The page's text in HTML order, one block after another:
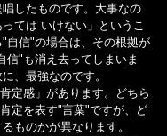
したものです。大事なの
ては いけない」というこ
自信"の場合は、その根拠が
信"も消え去ってしまいま
、最強なのです。
定感」があります。どちら
定を表す"言葉"ですが、ど
ものかが異なります。